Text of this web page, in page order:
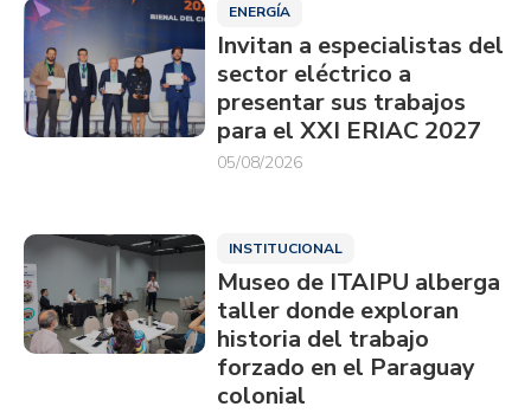
ENERGÍA
Invitan a especialistas del
sector eléctrico a
presentar sus trabajos
para el XXI ERIAC 2027
05/08/2026
INSTITUCIONAL
Museo de ITAIPU alberga
taller donde exploran
historia del trabajo
forzado en el Paraguay
colonial